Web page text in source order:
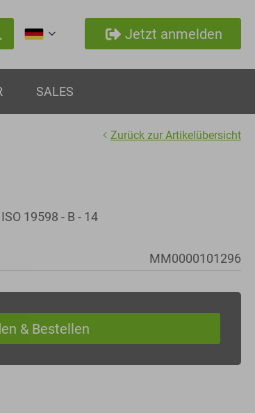
Jetzt anmelden
SALES
Zurück zur Artikelübersicht
19598 - B - 14
MM0000101296